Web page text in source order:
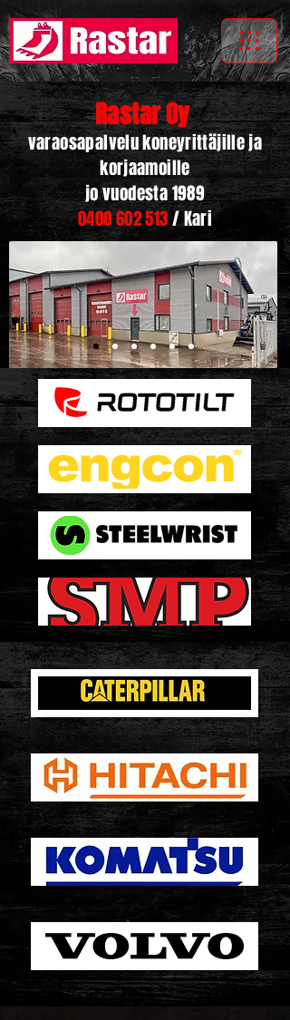
Rastar Oy
varaosapalvelu koneyrittäjille ja
korjaamoille
jo vuodesta 1989
0400 602 513/ Kari